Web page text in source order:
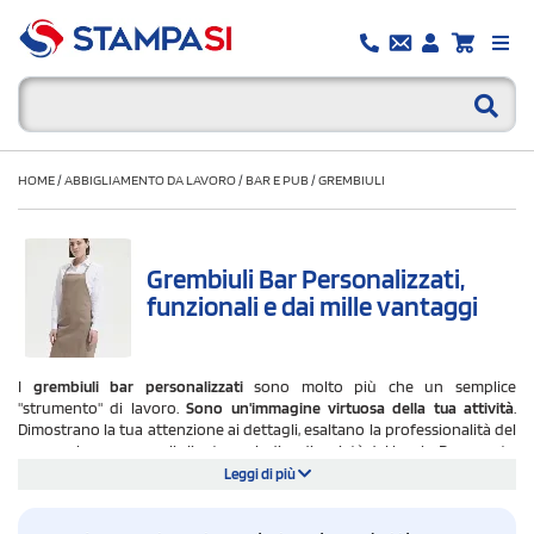
HOME/ABBIGLIAMENTO DA LAVORO/BAR E PUB/GREMBIULI
Grembiuli Bar Personalizzati,
funzionali e dai mille vantaggi
I grembiuli bar personalizzatisono molto più che un semplice
"strumento" di lavoro.Sono un'immagine virtuosa della tua attività
Dimostrano la tua attenzione ai dettagli, esaltano la professionalità del
personale e sono per il cliente, un indice di serietà del locale. Per questo
sono anche un veicolo privilegiato per dare visibilità al tuo brand.
Leggi di più